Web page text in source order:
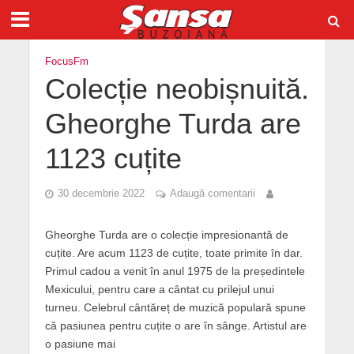
FocusFm
Colecție neobișnuită.
Gheorghe Turda are
1123 cuțite
30 decembrie 2022 Adaugă comentarii
Gheorghe Turda are o colecție impresionantă de
cuțite. Are acum 1123 de cuțite, toate primite în dar.
Primul cadou a venit în anul 1975 de la președintele
Mexicului, pentru care a cântat cu prilejul unui
turneu. Celebrul cântăreț de muzică populară spune
că pasiunea pentru cuțite o are în sânge. Artistul are
o pasiune mai